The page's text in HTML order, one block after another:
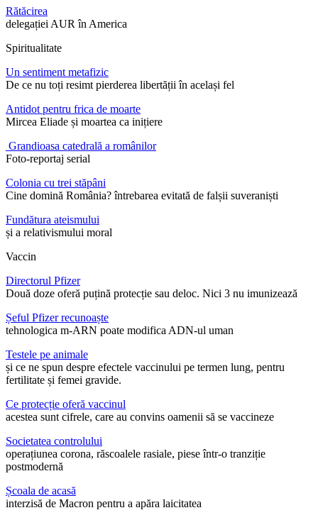
Rătăcirea
delegației AUR în America
Spiritualitate
Un sentiment metafizic
De ce nu toți resimt pierderea libertății în același fel
Antidot pentru frica de moarte
Mircea Eliade și moartea ca inițiere
Grandioasa catedrală a românilor
Foto-reportaj serial
Colonia cu trei stăpâni
Cine domină România? întrebarea evitată de falșii suveraniști
Fundătura ateismului
și a relativismului moral
Vaccin
Directorul Pfizer
Două doze oferă puțină protecție sau deloc. Nici 3 nu imunizează
Șeful Pfizer recunoaște
tehnologica m-ARN poate modifica ADN-ul uman
Testele pe animale
și ce ne spun despre efectele vaccinului pe termen lung, pentru
fertilitate și femei gravide.
Ce protecție oferă vaccinul
acestea sunt cifrele, care au convins oamenii să se vaccineze
Societatea controlului
operațiunea corona, răscoalele rasiale, piese într-o tranziție
postmodernă
Școala de acasă
interzisă de Macron pentru a apăra laicitatea